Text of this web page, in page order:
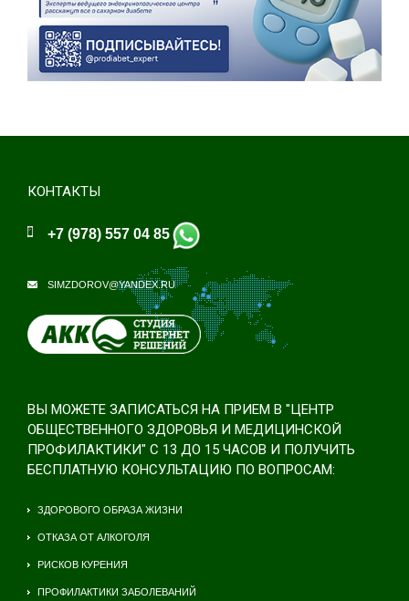
КОНТАКТЫ
+7 (978) 557 04 85
SIMZDOROV@YANDEX.RU
ВЫ МОЖЕТЕ ЗАПИСАТЬСЯ НА ПРИЕМ В "ЦЕНТР
ОБЩЕСТВЕННОГО ЗДОРОВЬЯ И МЕДИЦИНСКОЙ
ПРОФИЛАКТИКИ" С 13 ДО 15 ЧАСОВ И ПОЛУЧИТЬ
БЕСПЛАТНУЮ КОНСУЛЬТАЦИЮ ПО ВОПРОСАМ:
ЗДОРОВОГО ОБРАЗА ЖИЗНИ
ОТКАЗА ОТ АЛКОГОЛЯ
РИСКОВ КУРЕНИЯ
ПРОФИЛАКТИКИ ЗАБОЛЕВАНИЙ